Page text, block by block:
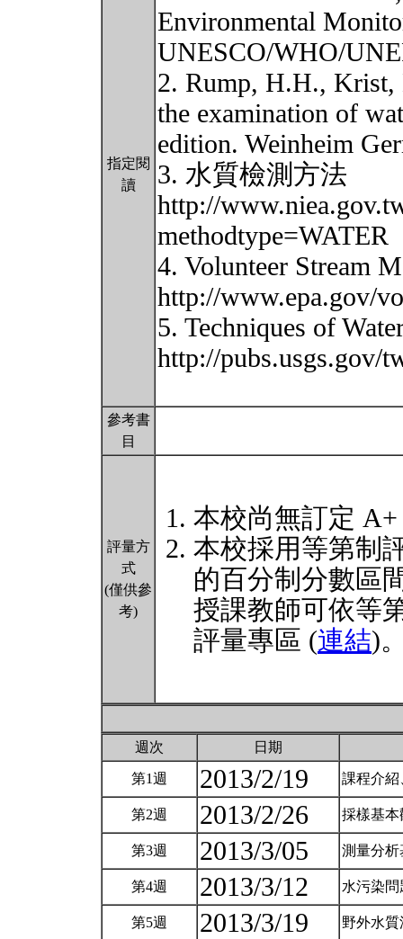
指定閱
讀
Environmental
UNESCO/WHO/
2. Rump, H.H., Krist,
the examination of
edition. Weinheim
3. 水質檢測方法
http://
methodtype=WATER
4. Volunteer Stream
http://www.epa.gov/
5. Techniques of
http://pubs.usgs.gov/
參考書
目
評量方
式
(僅供參
考)
本校尚無訂定
本校採用等第制
的百分制分數區
授課教師可依等
評量專區 (連結)
週次 日期
第1週 2013/2/19 課程介
第2週 2013/2/26 採樣基
第3週 2013/3/05 測量分
第4週 2013/3/12 水污染
第5週 2013/3/19 野外水